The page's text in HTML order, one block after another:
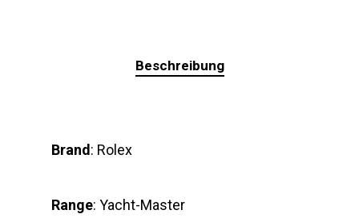
Beschreibung
Brand: Rolex
Range: Yacht-Master